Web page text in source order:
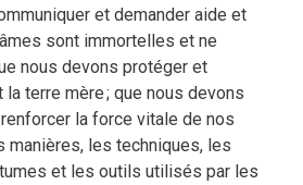
et demander aide et
sont immortelles et ne
nous devons protéger et
la terre mère ; que nous devons
la force vitale de nos
manières, les techniques, les
et les outils utilisés par les